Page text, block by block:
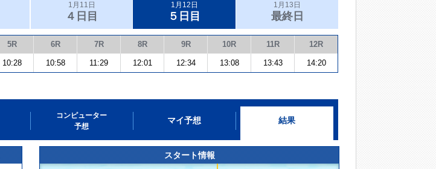
1月11日
４日目
1月12日
５日目
1月13日
最終日
5R 6R 7R 8R 9R 10R 11R 12R
10:28 10:58 11:29 12:01 12:34 13:08 13:43 14:20
コンピューター
予想
マイ予想 結果
スタート情報